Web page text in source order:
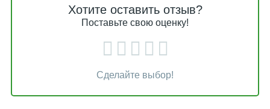
Хотите оставить отзыв?
Поставьте свою оценку!
Сделайте выбор!